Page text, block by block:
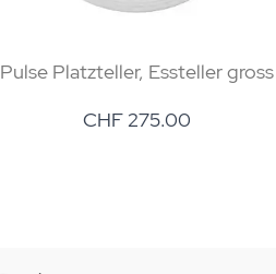
Pulse Platzteller, Essteller gross
CHF 275.00